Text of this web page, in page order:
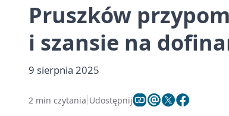
Pruszków
i szansie na
9 sierpnia 2025
2 min czytania Udostępnij